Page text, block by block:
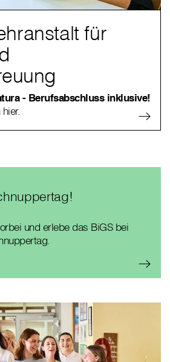
für
- Berufsabschluss inklusive!
und erlebe das BiGS bei